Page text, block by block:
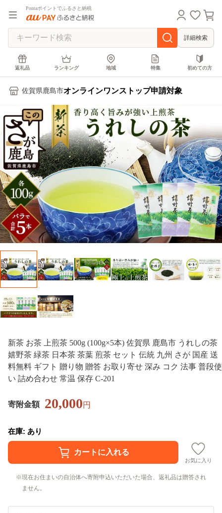
Pontaポイントでふるさと納税
詳細検索
返礼品 ランキング 地域 特集 初めての方
佐賀県鹿島市オンラインワンストップ申請対象
新茶 お茶 上煎茶 500g (100g×5本) 佐賀県 鹿島市 うれしの茶
嬉野茶 緑茶 日本茶 茶葉 煎茶 セット 伝統 九州 さが 国産 送
料無料 ギフト 贈り物 贈答 お取り寄せ 深み コク 法事 普段使
い 詰め合わせ 常温 保存 C-201
寄附金額 20,000円
在庫: あり
お気に入り
現在お住まいの自治体へ寄附申込いただいた場合、返礼品は贈答され
ません。